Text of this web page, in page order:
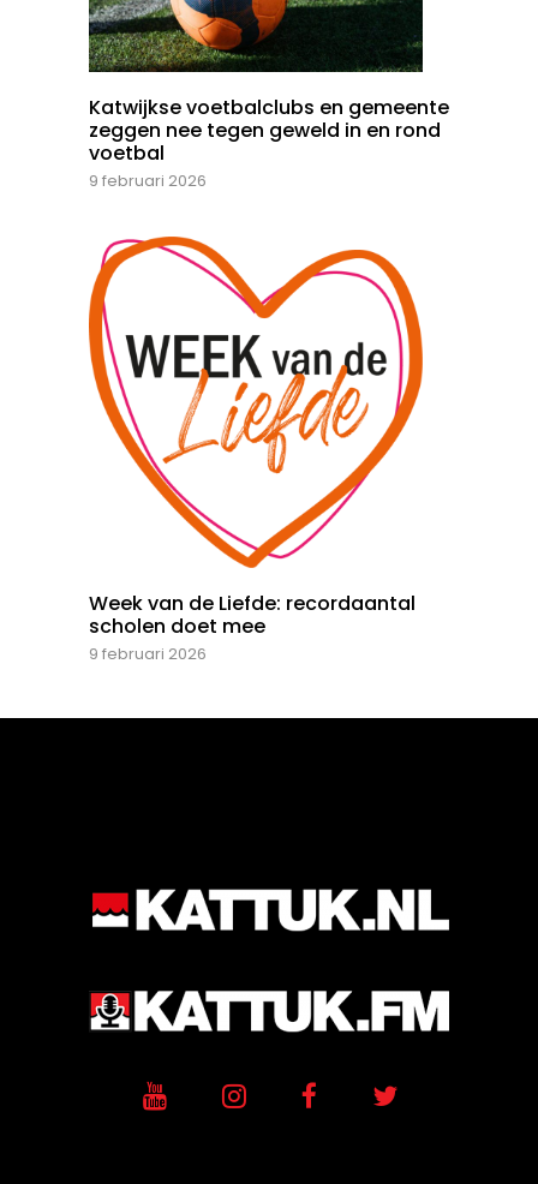
Katwijkse voetbalclubs en gemeente
zeggen nee tegen geweld in en rond
voetbal
9 februari 2026
Week van de Liefde: recordaantal
scholen doet mee
9 februari 2026